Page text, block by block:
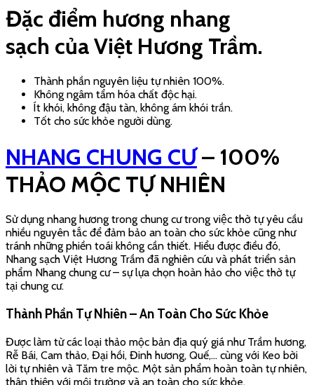
Được làm từ các loại thảo mộc bản địa quý giá như Trầm hương,
Rễ Bái, Cam thảo, Đại hồi, Đinh hương, Quế,… cùng với Keo bời
lời tự nhiên và Tăm tre mộc. Một sản phẩm hoàn toàn tự nhiên,
thân thiện với môi trường và an toàn cho sức khỏe.
Đặc Tính Độc Đáo, Phù Hợp Cho Chung Cư
Được thiết kế đặc biệt cho các không gian sống hiện đại như
chung cư, phòng máy lạnh:
thanh lọc không khí;
Ít khói và ít tàn, giảm thiểu tình trạng ám khói, bảo vệ trần
nhà sạch sẽ;
Kích thước nhang 32cm – thời gian cháy nhanh từ 20 – 30
Công Dụng Sản Phẩm
– Sử dụng cho việc thờ cúng, thực hiện các nghi lễ tâm linh;
– Khả năng thanh lọc không khí, giúp thư giãn tinh thần;
– Khả năng xua đuổi côn trùng, mang không gian sống trong
Nhang chung cư với đặc tính ít khói, ít tàn giúp hạn chế tối đa
nguy cơ cháy nổ, không kích hoạt hệ thống báo cháy tự động,
tránh các phiền toái không đáng có.